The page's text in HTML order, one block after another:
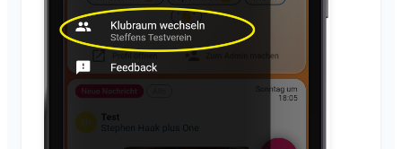
Luk Klubraum